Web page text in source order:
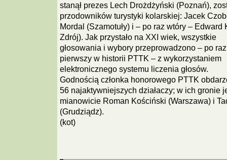
stanął prezes Lech Drożdżyński (Poznań),
przodowników turystyki kolarskiej: Jacek
Mordal (Szamotuły) i – po raz wtóry – Edward
Zdrój). Jak przystało na XXI wiek, wszystkie
głosowania i wybory przeprowadzono – po raz
pierwszy w historii PTTK – z wykorzystaniem
elektronicznego systemu liczenia głosów.
Godnością członka honorowego PTTK
56 najaktywniejszych działaczy; w ich gronie
mianowicie Roman Kościński (Warszawa) i
(Grudziądz).
(kot)